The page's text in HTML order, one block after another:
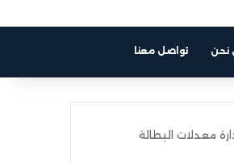
نحن تواصل معنا